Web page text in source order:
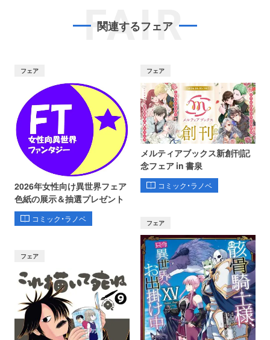
FAIR
関連するフェア
フェア
2026年女性向け異世界フェア
色紙の展示＆抽選プレゼント
コミック・ラノベ
フェア
メルティアブックス新創刊記
念フェア in 書泉
コミック・ラノベ
フェア
フェア